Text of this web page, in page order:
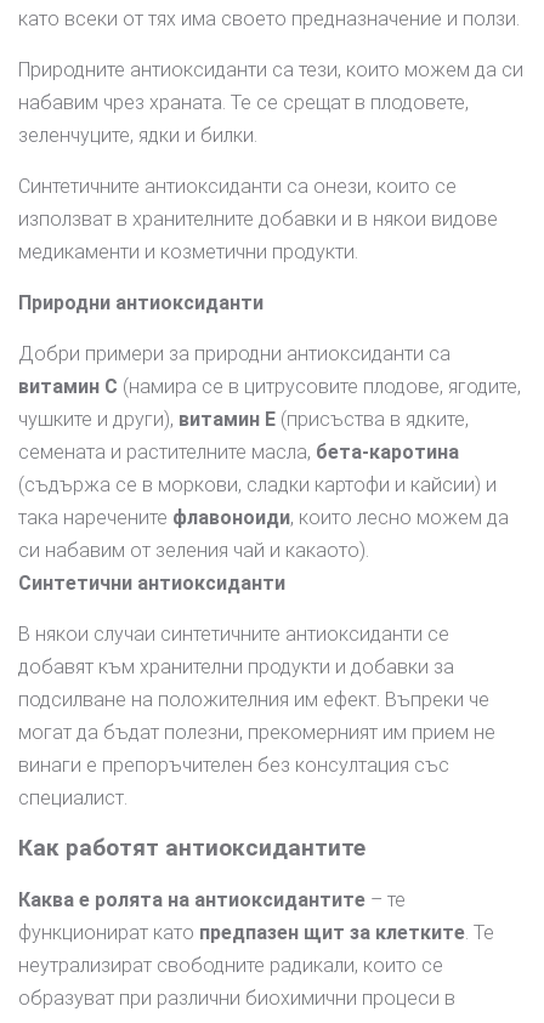
като всеки от тях има своето предназначение и ползи.
Природните антиоксиданти са тези, които можем да си
набавим чрез храната. Те се срещат в плодовете,
зеленчуците, ядки и билки.
Синтетичните антиоксиданти са онези, които се
използват в хранителните добавки и в някои видове
медикаменти и козметични продукти.
Природни антиоксиданти
Добри примери за природни антиоксиданти са
витамин С (намира се в цитрусовите плодове, ягодите,
чушките и други), витамин Е (присъства в ядките,
семената и растителните масла, бета-каротина
(съдържа се в моркови, сладки картофи и кайсии) и
така наречените флавоноиди, които лесно можем да
си набавим от зеления чай и какаото).
Синтетични антиоксиданти
В някои случаи синтетичните антиоксиданти се
добавят към хранителни продукти и добавки за
подсилване на положителния им ефект. Въпреки че
могат да бъдат полезни, прекомерният им прием не
винаги е препоръчителен без консултация със
специалист.
Как работят антиоксидантите
Каква е ролята на антиоксидантите – те
функционират като предпазен щит за клетките. Те
неутрализират свободните радикали, които се
образуват при различни биохимични процеси в